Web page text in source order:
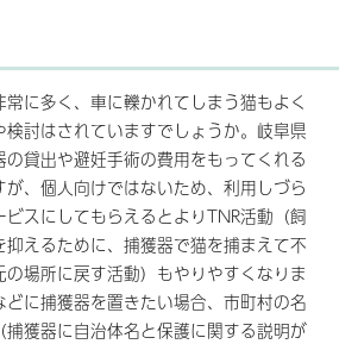
に多く、車に轢かれてしまう猫もよく
討はされていますでしょうか。岐阜県
貸出や避妊手術の費用をもってくれる
、個人向けではないため、利用しづら
スにしてもらえるとよりTNR活動（飼
えるために、捕獲器で猫を捕まえて不
場所に戻す活動）もやりやすくなりま
に捕獲器を置きたい場合、市町村の名
獲器に自治体名と保護に関する説明が